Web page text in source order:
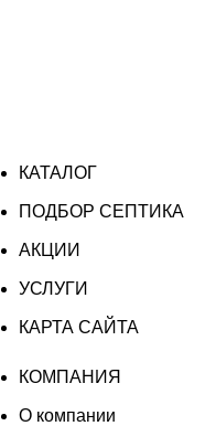
КАТАЛОГ
ПОДБОР СЕПТИКА
АКЦИИ
УСЛУГИ
КАРТА САЙТА
КОМПАНИЯ
О компании